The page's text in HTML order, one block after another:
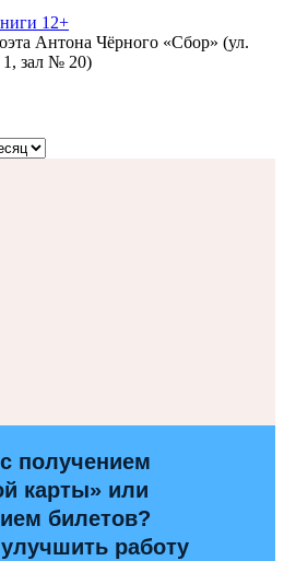
12+
Антона Чёрного «Сбор» (ул.
зал № 20)
получением
карты» или
билетов?
работу